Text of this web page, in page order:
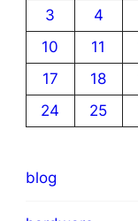
3
4
10
11
17
18
24
25
blog